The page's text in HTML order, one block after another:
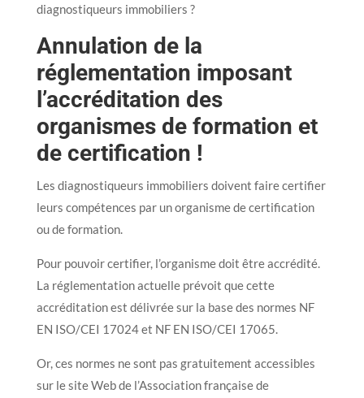
diagnostiqueurs immobiliers ?
Annulation de la
réglementation imposant
l’accréditation des
organismes de formation et
de certification !
Les diagnostiqueurs immobiliers doivent faire certifier
leurs compétences par un organisme de certification
ou de formation.
Pour pouvoir certifier, l’organisme doit être accrédité.
La réglementation actuelle prévoit que cette
accréditation est délivrée sur la base des normes NF
EN ISO/CEI 17024 et NF EN ISO/CEI 17065.
Or, ces normes ne sont pas gratuitement accessibles
sur le site Web de l’Association française de